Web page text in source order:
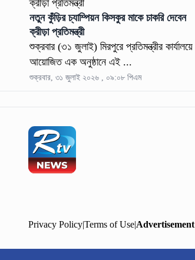
নতুন কুঁড়ির চ্যাম্পিয়ন কিসকুর মাকে চাকরি দেবেন
ক্রীড়া প্রতিমন্ত্রী
শুক্রবার (৩১ জুলাই) মিরপুরে প্রতিমন্ত্রীর কার্যালয়ে
আয়োজিত এক অনুষ্ঠানে এই ...
শুক্রবার, ৩১ জুলাই ২০২৬ , ০৯:০৮ পিএম
Privacy Policy|Terms of Use|Advertisement